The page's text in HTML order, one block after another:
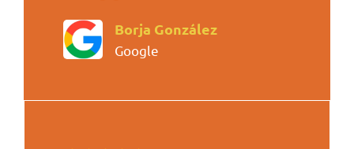
Borja González
Google